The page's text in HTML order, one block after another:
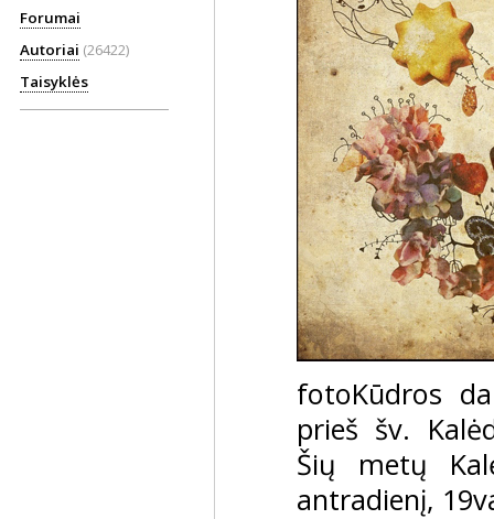
Forumai
Autoriai (26422)
Taisyklės
fotoKūdros
prieš šv.
Šių metų
antradienį,